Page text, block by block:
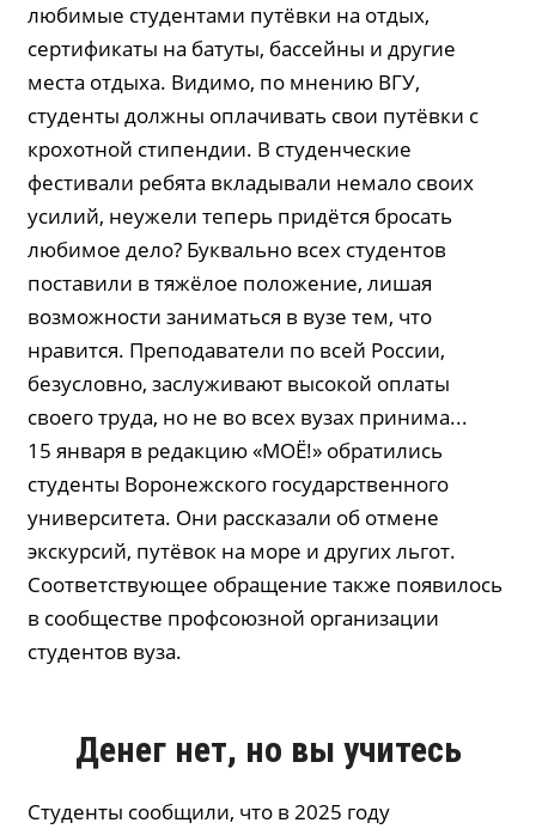
любимые студентами путёвки на отдых,
сертификаты на батуты, бассейны и другие
места отдыха. Видимо, по мнению ВГУ,
студенты должны оплачивать свои путёвки с
крохотной стипендии. В студенческие
фестивали ребята вкладывали немало своих
усилий, неужели теперь придётся бросать
любимое дело? Буквально всех студентов
поставили в тяжёлое положение, лишая
возможности заниматься в вузе тем, что
нравится. Преподаватели по всей России,
безусловно, заслуживают высокой оплаты
своего труда, но не во всех вузах принима...
15 января в редакцию «МОЁ!» обратились
студенты Воронежского государственного
университета. Они рассказали об отмене
экскурсий, путёвок на море и других льгот.
Соответствующее обращение также появилось
в сообществе профсоюзной организации
студентов вуза.
Денег нет, но вы учитесь
Студенты сообщили, что в 2025 году